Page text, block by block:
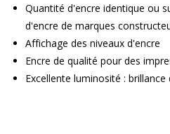
Quantité d'encre identique ou
d'encre de marques
Affichage des niveaux d'encre
Encre de qualité pour des
Excellente luminosité :